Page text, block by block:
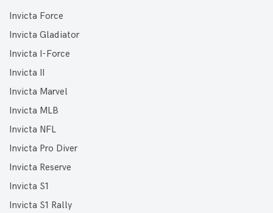
Invicta Force
Invicta Gladiator
Invicta I-Force
Invicta II
Invicta Marvel
Invicta MLB
Invicta NFL
Invicta Pro Diver
Invicta Reserve
Invicta S1
Invicta S1 Rally